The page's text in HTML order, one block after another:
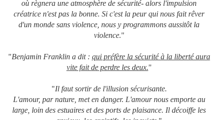
où règnera une atmosphère de sécurité- alors l'impulsion
créatrice n'est pas la bonne. Si c'est la peur qui nous fait rêver
d'un monde sans violence, nous y programmons aussitôt la
violence."
"Benjamin Franklin a dit : qui préfère la sécurité à la liberté aura
vite fait de perdre les deux."
"Il faut sortir de l'illusion sécurisante.
L'amour, par nature, met en danger. L'amour nous emporte au
large, loin des estuaires et des ports de plaisance. Il décoiffe les